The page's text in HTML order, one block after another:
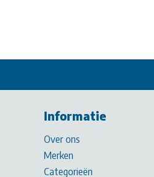
Informatie
Over ons
Merken
Categorieën